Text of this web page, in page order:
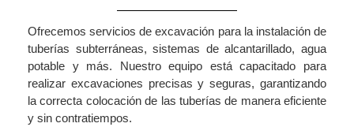
Ofrecemos servicios de excavación para la instalación de
tuberías subterráneas, sistemas de alcantarillado, agua
potable y más. Nuestro equipo está capacitado para
realizar excavaciones precisas y seguras, garantizando
la correcta colocación de las tuberías de manera eficiente
y sin contratiempos.